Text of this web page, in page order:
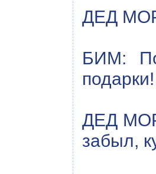
ДЕД
БИМ:
подарки!
ДЕД
забыл,